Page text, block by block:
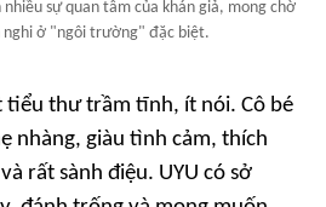
sự quan tâm của khán giả, mong chờ
nghi ở "ngôi trường" đặc biệt.
tiểu thư trầm tĩnh, ít nói. Cô bé
nhàng, giàu tình cảm, thích
rất sành điệu. UYU có sở